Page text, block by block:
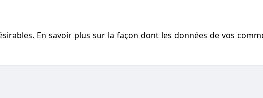
En savoir plus sur la façon dont les données de vos